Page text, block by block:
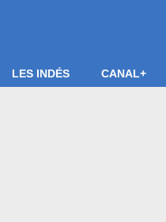
LES INDÉS CANAL+